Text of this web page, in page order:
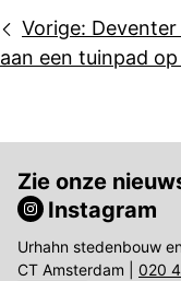
Bericht
navigatie
Vorige:
aan een tuinpad
Zie onze
Instagram
Urhahn stedenbouw
CT Amsterdam | 020